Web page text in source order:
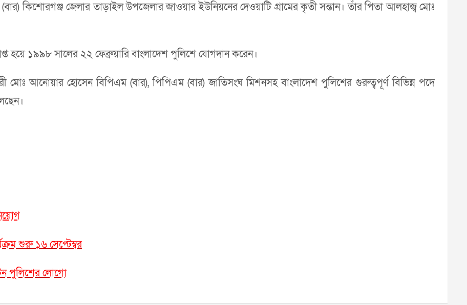
কিশোরগঞ্জ জেলার তাড়াইল উপজেলার জাওয়ার ইউনিয়নের দেওয়াটি গ্রামের কৃতী সন্তান। তাঁর পিতা আলহাজ্ব মোঃ
হয়ে ১৯৯৮ সালের ২২ ফেব্রুয়ারি বাংলাদেশ পুলিশে যোগদান করেন।
মোঃ আনোয়ার হোসেন বিপিএম (বার), পিপিএম (বার) জাতিসংঘ মিশনসহ বাংলাদেশ পুলিশের গুরুত্বপূর্ণ বিভিন্ন পদে
শুরু ১৬ সেপ্টেম্বর
পুলিশের লোগো